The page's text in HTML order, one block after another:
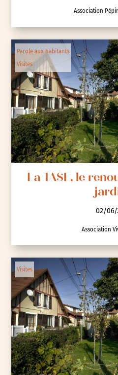
Association
Parole aux habitants
Visites
La TASE, le
02/06/
Association
Visites